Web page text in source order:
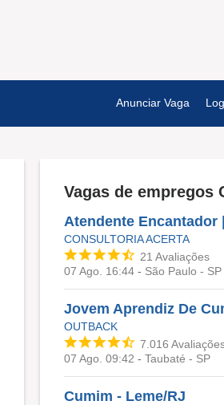
Anunciar Vaga
Vagas de empregos
CONSULTORIA ACERTA
21 Avaliações
07 Ago. 16:44 - São Paulo - SP
OUTBACK
7.016
07 Ago. 09:42 - Taubaté - SP
Cumim - Leme/RJ